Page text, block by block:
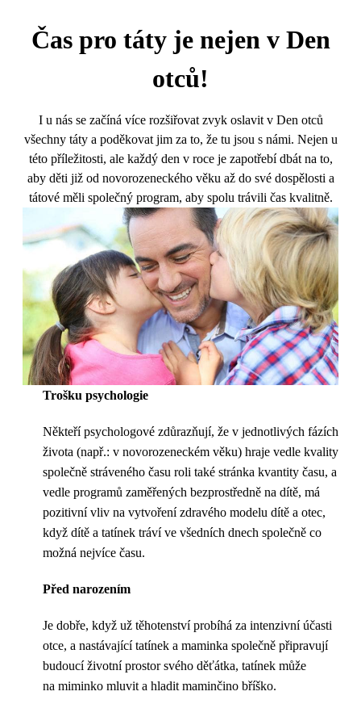
Čas pro táty je nejen v Den
otců!
I u nás se začíná více rozšiřovat zvyk oslavit v Den otců
všechny táty a poděkovat jim za to, že tu jsou s námi. Nejen u
této příležitosti, ale každý den v roce je zapotřebí dbát na to,
aby děti již od novorozeneckého věku až do své dospělosti a
tátové měli společný program, aby spolu trávili čas kvalitně.
Trošku psychologie
Někteří psychologové zdůrazňují, že v jednotlivých fázích
života (např.: v novorozeneckém věku) hraje vedle kvality
společně stráveného času roli také stránka kvantity času, a
vedle programů zaměřených bezprostředně na dítě, má
pozitivní vliv na vytvoření zdravého modelu dítě a otec,
když dítě a tatínek tráví ve všedních dnech společně co
možná nejvíce času.
Před narozením
Je dobře, když už těhotenství probíhá za intenzivní účasti
otce, a nastávající tatínek a maminka společně připravují
budoucí životní prostor svého děťátka, tatínek může
na miminko mluvit a hladit maminčino bříško.